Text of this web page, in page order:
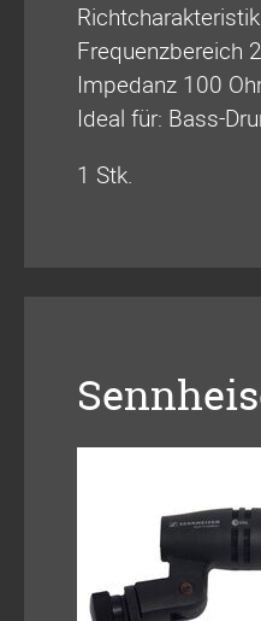
Frequenzbereich
Impedanz 100
Ideal für: Bass-
1 Stk.